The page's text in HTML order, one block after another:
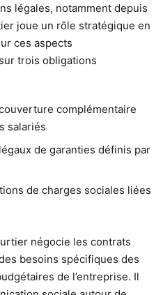
légales, notamment depuis
joue un rôle stratégique en
ces aspects
trois obligations
complémentaire
salariés
de garanties définis par
de charges sociales liées
négocie les contrats
besoins spécifiques des
de l’entreprise. Il